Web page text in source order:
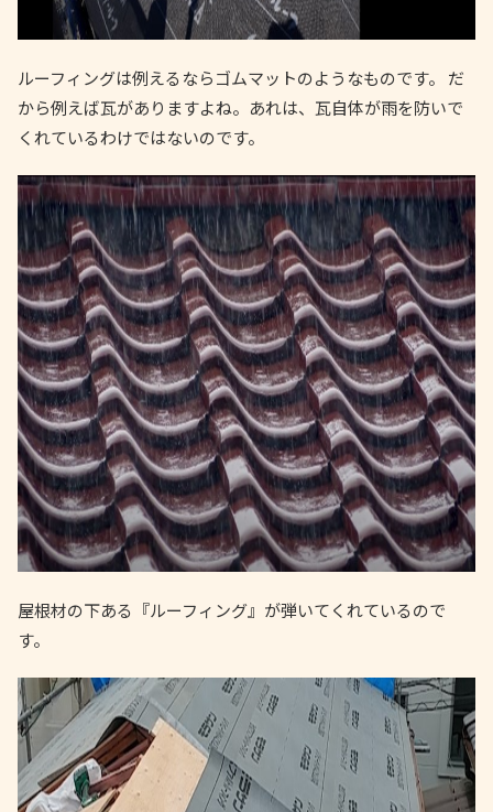
ルーフィングは例えるならゴムマットのようなものです。 だ
から例えば瓦がありますよね。あれは、瓦自体が雨を防いで
くれているわけではないのです。
屋根材の下ある『ルーフィング』が弾いてくれているので
す。